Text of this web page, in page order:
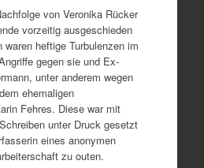
von Veronika Rücker
vorzeitig ausgeschieden
waren heftige Turbulenzen im
gegen sie und Ex-
unter anderem wegen
ehemaligen
Fehres. Diese war mit
unter Druck gesetzt
eines anonymen
zu outen.